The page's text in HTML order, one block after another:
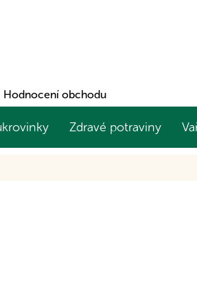
Hodnocení obchodu
Zdravé potraviny